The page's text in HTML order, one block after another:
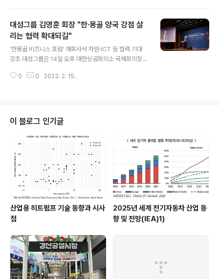
스와 한국기업평판연구소는 도시가스 상장기업 9개 브랜
드에 대해서 빅데이터 분석을 활용한 브랜드 평판조사를
실시하였다. 2023년 2월 2일부터 2023년 3월 2일까지
의 도시가스 상장기업 브랜드에 대한 국내 소비자 빅데이
분석하였다. 지난 2월 도시가스 상장기업 브랜드 빅데이터
대성그룹 김영훈 회장 "한·몽골 양국 강점 살
리는 협력 확대되길"
'한몽골 비즈니스 포럼' 개회사서 자원·ICT 등 협력 기대
강조 대성그룹은 14일 오후 대한상공회의소 국제회의장에
비즈니스 포럼'에서 한·몽골 경협위원장직을 맡은 김영훈
러 분야에서 협력을 강화하고 있다"며 "자원이 무기가 되고
글로벌 공급망이 재편되는 시점에서 자원, ICT 등 양국의
강점을 살리는 협력이 더욱 확대되기를 기대한다"고 강조
했다. 이날 행사는 롭상남스라이 어용에르덴 몽골 총리 방
한을 계기로 마련됐다. 지난 2018년 이후 5년 만에 열린
양국 간 비즈니스 행사다..
0 0 2023. 2. 15.
이 블로그 인기글
산업용 히트펌프 기술 동향과 시사
점
2025년 세계 전기자동차 산업 동
향 및 전망(IEA)1)